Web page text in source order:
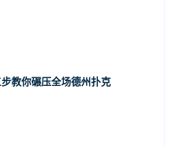
教你碾压全场德州扑克